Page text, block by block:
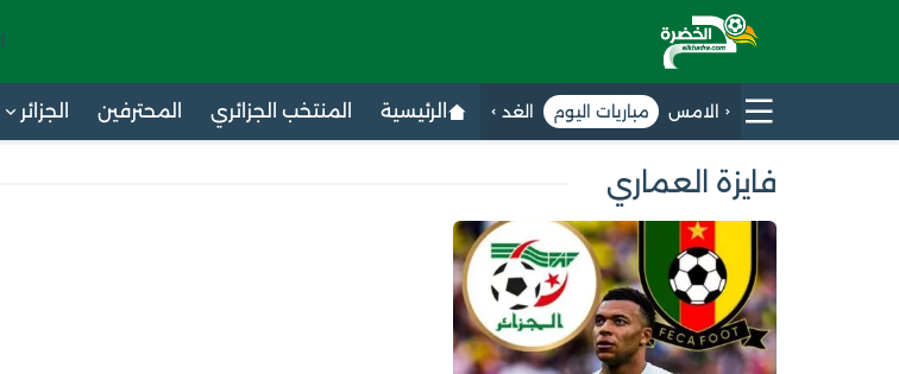
الامس مباريات اليوم الغد الرئيسية المنتخب الجزائري المحترفين الجزائر
فايزة العماري